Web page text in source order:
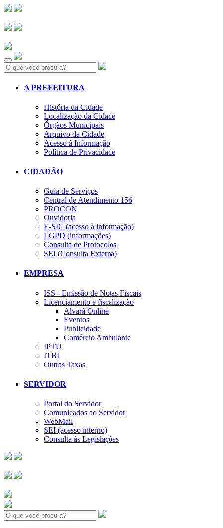
Search:
A PREFEITURA
História da Cidade
Localização da Cidade
Órgãos Municipais
Arquivo da Cidade
Acesso à Informação
Política de Privacidade
CIDADÃO
Guia de Serviços
Central de Atendimento 156
PROCON
Ouvidoria
E-SIC (acesso à informação)
LGPD (informações)
Consulta de Protocolos
SEI (Consulta Externa)
EMPRESA
ISS - Emissão de Notas Fiscais
Licenciamento e fiscalização
Alvará Online
Eventos
Publicidade
Comércio Ambulante
IPTU
ITBI
Outras Taxas
SERVIDOR
Portal do Servidor
Comunicados ao Servidor
WebMail
SEI (acesso interno)
Consulta às Legislações
Search: